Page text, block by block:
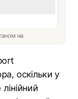
на
оскільки у